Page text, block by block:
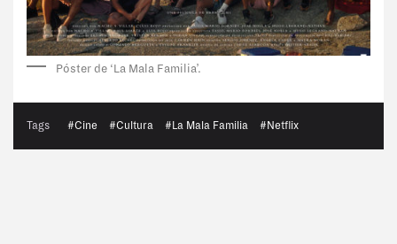
Póster de ‘La Mala Familia’.
Tags #Cine #Cultura #La Mala Familia #Netflix